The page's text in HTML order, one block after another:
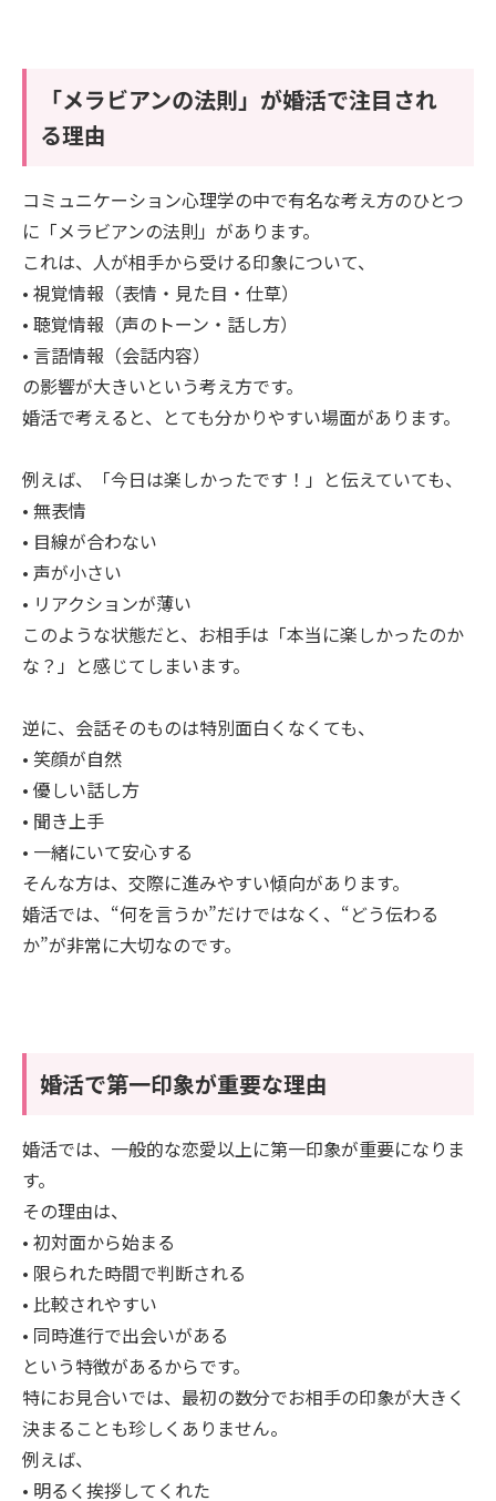
「メラビアンの法則」が婚活で注目され
る理由
コミュニケーション心理学の中で有名な考え方のひとつ
に「メラビアンの法則」があります。
これは、人が相手から受ける印象について、
• 視覚情報（表情・見た目・仕草）
• 聴覚情報（声のトーン・話し方）
• 言語情報（会話内容）
の影響が大きいという考え方です。
婚活で考えると、とても分かりやすい場面があります。
例えば、「今日は楽しかったです！」と伝えていても、
• 無表情
• 目線が合わない
• 声が小さい
• リアクションが薄い
このような状態だと、お相手は「本当に楽しかったのか
な？」と感じてしまいます。
逆に、会話そのものは特別面白くなくても、
• 笑顔が自然
• 優しい話し方
• 聞き上手
• 一緒にいて安心する
そんな方は、交際に進みやすい傾向があります。
婚活では、“何を言うか”だけではなく、“どう伝わる
か”が非常に大切なのです。
婚活で第一印象が重要な理由
婚活では、一般的な恋愛以上に第一印象が重要になりま
す。
その理由は、
• 初対面から始まる
• 限られた時間で判断される
• 比較されやすい
• 同時進行で出会いがある
という特徴があるからです。
特にお見合いでは、最初の数分でお相手の印象が大きく
決まることも珍しくありません。
例えば、
• 明るく挨拶してくれた